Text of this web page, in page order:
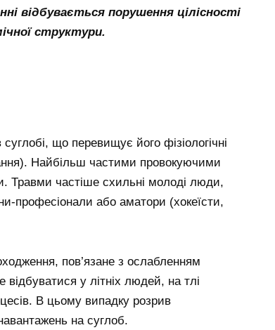
відбувається порушення цілісності
структури.
що перевищує його фізіологічні
Найбільш частими провокуючими
Травми частіше схильні молоді люди,
професіонали або аматори (хокеїсти,
пов’язане з ослабленням
у літніх людей, на тлі
В цьому випадку розрив
на суглоб.